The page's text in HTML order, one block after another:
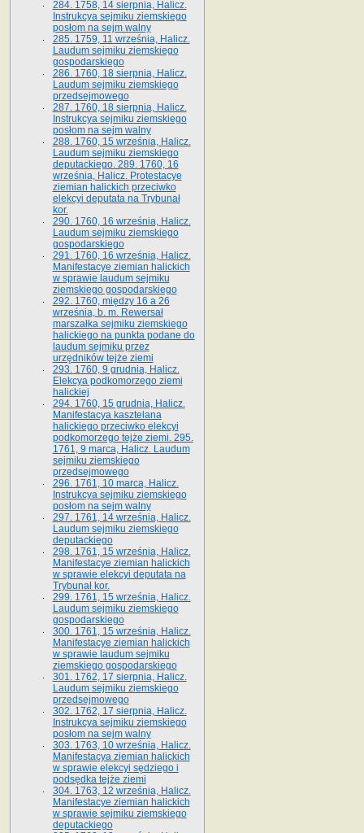
284. 1758, 14 sierpnia, Halicz.
Instrukcya sejmiku ziemskiego
posłom na sejm walny
285. 1759, 11 września, Halicz.
Laudum sejmiku ziemskiego
gospodarskiego
286. 1760, 18 sierpnia, Halicz.
Laudum sejmiku ziemskiego
przedsejmowego
287. 1760, 18 sierpnia, Halicz.
Instrukcya sejmiku ziemskiego
posłom na sejm walny
288. 1760, 15 września, Halicz.
Laudum sejmiku ziemskiego
deputackiego. 289. 1760, 16
września, Halicz. Protestacye
ziemian halickich przeciwko
elekcyi deputata na Trybunał
kor.
290. 1760, 16 września, Halicz.
Laudum sejmiku ziemskiego
gospodarskiego
291. 1760, 16 września, Halicz.
Manifestacye ziemian halickich
w sprawie laudum sejmiku
ziemskiego gospodarskiego
292. 1760, między 16 a 26
września, b. m. Rewersał
marszałka sejmiku ziemskiego
halickiego na punkta podane do
laudum sejmiku przez
urzędników tejże ziemi
293. 1760, 9 grudnia, Halicz.
Elekcya podkomorzego ziemi
halickiej
294. 1760, 15 grudnia, Halicz.
Manifestacya kasztelana
halickiego przeciwko elekcyi
podkomorzego tejże ziemi. 295.
1761, 9 marca, Halicz. Laudum
sejmiku ziemskiego
przedsejmowego
296. 1761, 10 marca, Halicz.
Instrukcya sejmiku ziemskiego
posłom na sejm walny
297. 1761, 14 września, Halicz.
Laudum sejmiku ziemskiego
deputackiego
298. 1761, 15 września, Halicz.
Manifestacye ziemian halickich
w sprawie elekcyi deputata na
Trybunał kor.
299. 1761, 15 września, Halicz.
Laudum sejmiku ziemskiego
gospodarskiego
300. 1761, 15 września, Halicz.
Manifestacye ziemian halickich
w sprawie laudum sejmiku
ziemskiego gospodarskiego
301. 1762, 17 sierpnia, Halicz.
Laudum sejmiku ziemskiego
przedsejmowego
302. 1762, 17 sierpnia, Halicz.
Instrukcya sejmiku ziemskiego
posłom na sejm walny
303. 1763, 10 września, Halicz.
Manifestacya ziemian halickich
w sprawie elekcyi sędziego i
podsędka tejże ziemi
304. 1763, 12 września, Halicz.
Manifestacye ziemian halickich
w sprawie sejmiku ziemskiego
deputackiego